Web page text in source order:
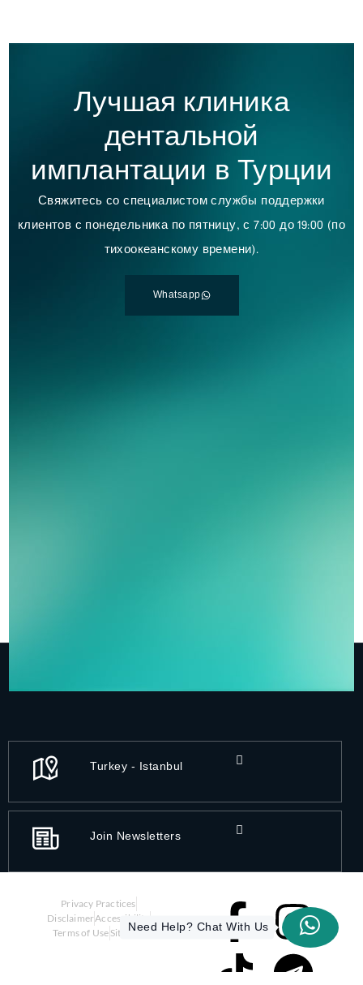
Лучшая клиника
дентальной
имплантации в Турции
Свяжитесь со специалистом службы поддержки
клиентов с понедельника по пятницу, с 7:00 до 19:00 (по
тихоокеанскому времени).
Whatsapp
Turkey - Istanbul
Join Newsletters
Privacy Practices
DisclaimerAccessibility
Terms of Use SitemapNeed Help? Chat With Us